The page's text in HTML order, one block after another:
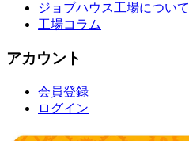
ジョブハウス工場について
工場コラム
アカウント
会員登録
ログイン